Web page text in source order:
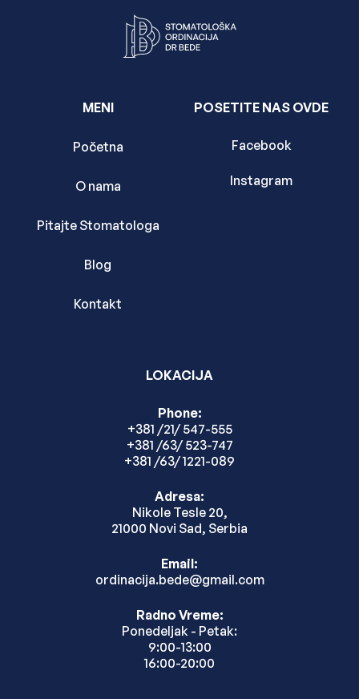
MENI
Početna
O nama
Pitajte Stomatologa
Blog
Kontakt
POSETITE NAS OVDE
Facebook
Instagram
LOKACIJA
Phone:
+381 /21/ 547-555
+381 /63/ 523-747
+381 /63/ 1221-089
Adresa:
Nikole Tesle 20,
21000 Novi Sad, Serbia
Email:
ordinacija.bede@gmail.com
Radno Vreme:
Ponedeljak - Petak:
9:00-13:00
16:00-20:00